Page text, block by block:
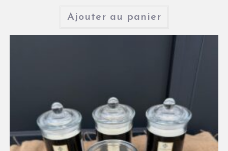
Ajouter au panier